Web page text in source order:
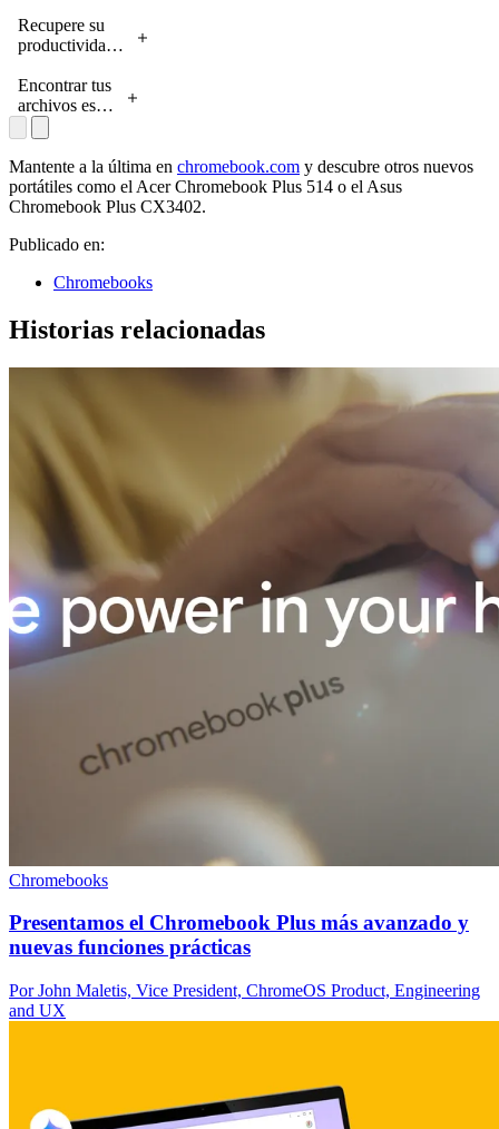
de
bienvenida.
Recupere su
productividad
Concentración.
Encontrar tus
archivos es
más rápido y
fácil que
nunca en
Chromebook.
Mantente a la última en chromebook.com y descubre otros nuevos
portátiles como el Acer Chromebook Plus 514 o el Asus
Chromebook Plus CX3402.
Publicado en:
Chromebooks
Historias relacionadas
Chromebooks
Presentamos el Chromebook Plus más avanzado y
nuevas funciones prácticas
Por John Maletis, Vice President, ChromeOS Product, Engineering
and UX